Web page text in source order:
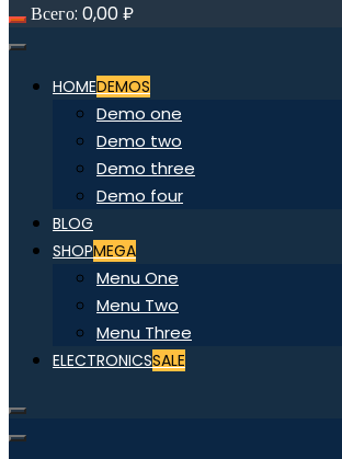
Всего: 0,00₽
HOMEDEMOS
Demo one
Demo two
Demo three
Demo four
BLOG
SHOPMEGA
Menu One
Menu Two
Menu Three
ELECTRONICSSALE